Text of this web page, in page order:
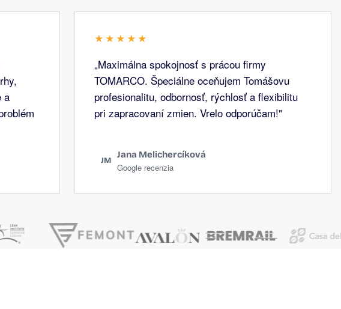
a
★★★★★
„Maximálna spokojnosť s prácou firmy
TOMARCO. Špeciálne oceňujem Tomášovu
profesionalitu, odbornosť, rýchlosť a flexibilitu
pri zapracovaní zmien. Vrelo odporúčam!"
JM
Jana Melichercíková
Google recenzia